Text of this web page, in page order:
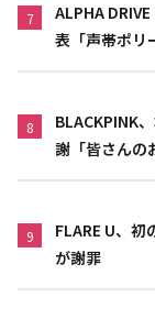
7
ALPHA
表「声帯ポリ
8
BLACKPINK
謝「皆さんの
9
FLARE U、
が謝罪